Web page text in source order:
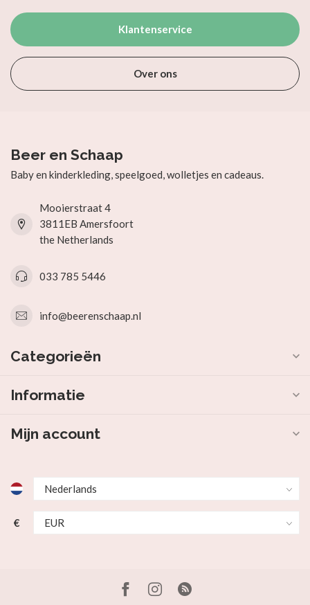
Klantenservice
Over ons
Beer en Schaap
Baby en kinderkleding, speelgoed, wolletjes en cadeaus.
Mooierstraat 4
3811EB Amersfoort
the Netherlands
033 785 5446
info@beerenschaap.nl
Categorieën
Informatie
Mijn account
€